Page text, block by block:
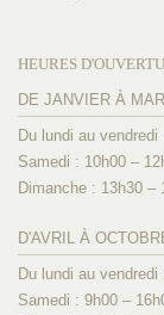
HEURES
DE JANVIER À
Du lundi au
Samedi : 10h00 –
Dimanche : 13h30 –
D'AVRIL À
Du lundi au
Samedi : 9h00 –